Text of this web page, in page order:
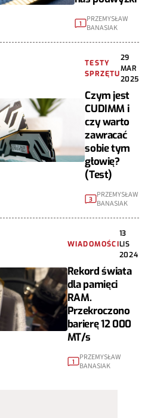
1
PRZEMYSŁAW
BANASIAK
TESTY
SPRZĘTU
29
MAR
2025
Czym jest
CUDIMM i
czy warto
zawracać
sobie tym
głowię?
(Test)
3
PRZEMYSŁAW
BANASIAK
WIADOMOŚCI
13
LIS
2024
Rekord świata
dla pamięci
RAM.
Przekroczono
barierę 12 000
MT/s
1
PRZEMYSŁAW
BANASIAK